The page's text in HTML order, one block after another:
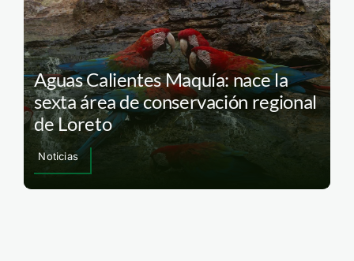
Aguas Calientes Maquía: nace la
sexta área de conservación regional
de Loreto
Noticias